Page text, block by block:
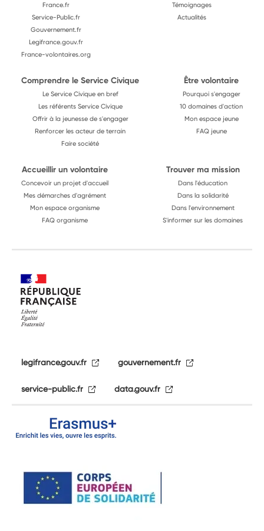
France.fr
Service-Public.fr
Gouvernement.fr
Legifrance.gouv.fr
France-volontaires.org
Témoignages
Actualités
Comprendre le Service Civique
Le Service Civique en bref
Les référents Service Civique
Offrir à la jeunesse de s'engager
Renforcer les acteur de terrain
Faire société
Être volontaire
Pourquoi s'engager
10 domaines d'action
Mon espace jeune
FAQ jeune
Accueillir un volontaire
Concevoir un projet d'accueil
Mes démarches d'agrément
Mon espace organisme
FAQ organisme
Trouver ma mission
Dans l'éducation
Dans la solidarité
Dans l'environnement
S'informer sur les domaines
legifrance.gouv.fr gouvernement.fr
service-public.fr data.gouv.fr